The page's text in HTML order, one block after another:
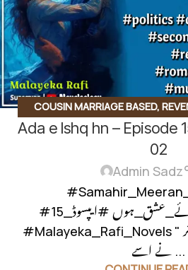
COUSIN MARRIAGE BASED,
SECOND
Ada e Ishq hn – Episode
02
Admin Sadz
#ادائے_عشق_ہوں #ایپسوڈ_15 #Season_2
#Malayeka_Rafi_Novels " مائزہ پلیز لسن ٹو می " ازمائر
نے اسے ...